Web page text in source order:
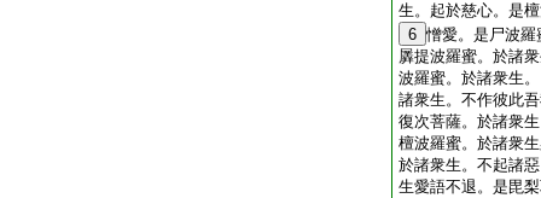
生。起於慈心。是
6 憎愛。是尸波
羼提波羅蜜。於諸
波羅蜜。於諸衆生
諸衆生。不作彼此
復次菩薩。於諸衆
檀波羅蜜。於諸衆
於諸衆生。不起諸
生愛語不退。是毘